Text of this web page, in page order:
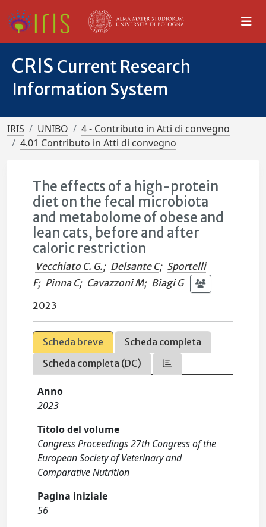
CRIS Current Research
Information System
IRIS UNIBO
4 - Contributo in Atti di convegno
4.01 Contributo in Atti di convegno
The effects of a high-protein
diet on the fecal microbiota
and metabolome of obese and
lean cats, before and after
caloric restriction
Vecchiato C. G.; Delsante C; Sportelli
F; Pinna C; Cavazzoni M; Biagi G
2023
Scheda breve
Scheda completa
Scheda completa (DC)
Anno
2023
Titolo del volume
Congress Proceedings 27th Congress of the
European Society of Veterinary and
Comparative Nutrition
Pagina iniziale
56